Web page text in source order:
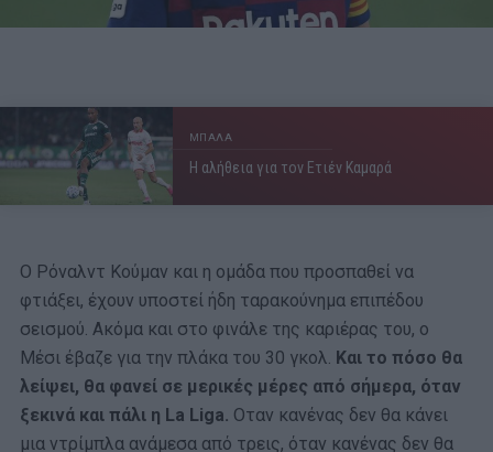
ΜΠΑΛΑ
Η αλήθεια για τον Ετιέν Καμαρά
Ο Ρόναλντ Κούμαν και η ομάδα που προσπαθεί να
φτιάξει, έχουν υποστεί ήδη ταρακούνημα επιπέδου
σεισμού. Ακόμα και στο φινάλε της καριέρας του, ο
Μέσι έβαζε για την πλάκα του 30 γκολ. Και το πόσο θα
λείψει, θα φανεί σε μερικές μέρες από σήμερα, όταν
ξεκινά και πάλι η La Liga. Οταν κανένας δεν θα κάνει
μια ντρίμπλα ανάμεσα από τρεις, όταν κανένας δεν θα